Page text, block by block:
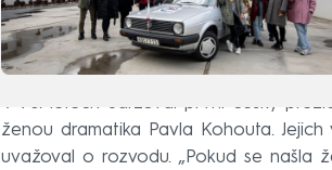
V 70. letech udržoval první český
ženou dramatika Pavla Kohouta.
uvažoval o rozvodu. „Pokud se našla